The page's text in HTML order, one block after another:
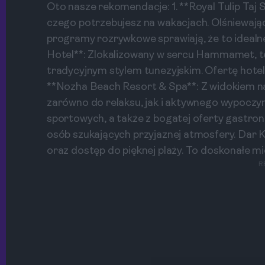
Oto nasze rekomendacje: 1. **Royal Tulip
czego potrzebujesz na wakacjach.
programy rozrywkowe sprawiają, że to
Hotel**: Zlokalizowany w sercu Hammamet,
tradycyjnym stylem tunezyjskim. Ofertę
**Nozha Beach Resort & Spa**: Z widokiem
zarówno do relaksu, jak i aktywnego
sportowych, a także z bogatej oferty
osób szukających przyjaznej atmosfery.
oraz dostęp do pięknej plaży. To doskonałe